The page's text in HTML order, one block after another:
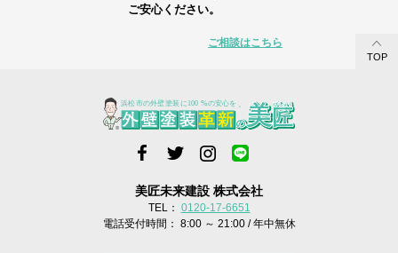
ご安心ください。
ご相談はこちら
TOP
美匠未来建設 株式会社
TEL： 0120-17-6651
電話受付時間： 8:00 ～ 21:00 / 年中無休